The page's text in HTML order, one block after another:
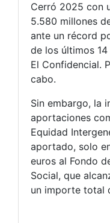
Cerró 2025 con
5.580 millones
ante un récord
de los últimos
El Confidencial.
cabo.
Sin embargo, la
aportaciones
Equidad
aportado, solo
euros al Fondo
Social, que
un importe total